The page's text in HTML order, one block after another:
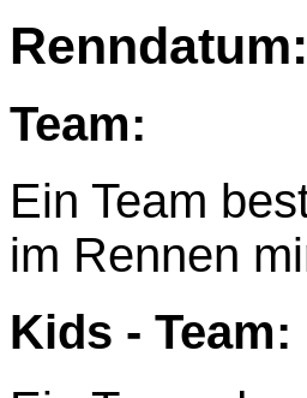
Team:
Ein Team
im Rennen
Kids - Team: